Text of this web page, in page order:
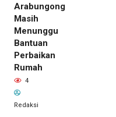
Arabungong
Masih
Menunggu
Bantuan
Perbaikan
Rumah
4
Redaksi